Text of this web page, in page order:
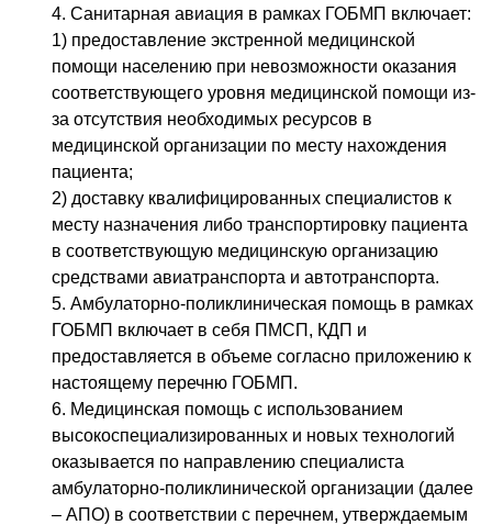
4. Санитарная авиация в рамках ГОБМП включает:
1) предоставление экстренной медицинской
помощи населению при невозможности оказания
соответствующего уровня медицинской помощи из-
за отсутствия необходимых ресурсов в
медицинской организации по месту нахождения
пациента;
2) доставку квалифицированных специалистов к
месту назначения либо транспортировку пациента
в соответствующую медицинскую организацию
средствами авиатранспорта и автотранспорта.
5. Амбулаторно-поликлиническая помощь в рамках
ГОБМП включает в себя ПМСП, КДП и
предоставляется в объеме согласно приложению к
настоящему перечню ГОБМП.
6. Медицинская помощь с использованием
высокоспециализированных и новых технологий
оказывается по направлению специалиста
амбулаторно-поликлинической организации (далее
– АПО) в соответствии с перечнем, утверждаемым